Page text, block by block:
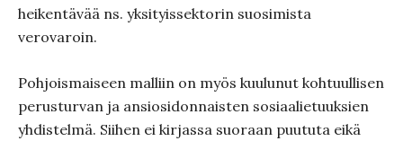
heikentävää ns. yksityissektorin suosimista
verovaroin.
Pohjoismaiseen malliin on myös kuulunut kohtuullisen
perusturvan ja ansiosidonnaisten sosiaalietuuksien
yhdistelmä. Siihen ei kirjassa suoraan puututa eikä